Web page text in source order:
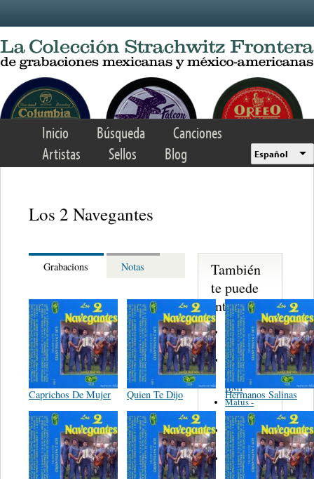
Inicio Búsqueda
Canciones
Artistas
Sellos Blog Español
Los 2 Navegantes
Grabacions Notas
Caprichos De Mujer Quien Te Dijo Hermanos Salinas
También
te puede
interesar...
Martinez,
Felipe
Performance
Music Co.
BMI
Matus -
Rodriguez
Carleton -
Dixon
Abreu -
Oliverira